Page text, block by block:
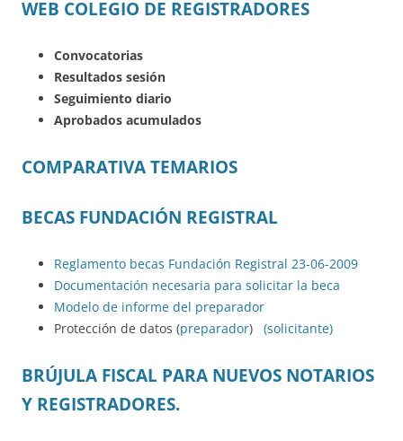
WEB COLEGIO DE REGISTRADORES
Convocatorias
Resultados sesión
Seguimiento diario
Aprobados acumulados
COMPARATIVA TEMARIOS
BECAS FUNDACIÓN REGISTRAL
Reglamento becas Fundación Registral 23-06-2009
Documentación necesaria para solicitar la beca
Modelo de informe del preparador
Protección de datos (preparador) (solicitante)
BRÚJULA FISCAL PARA NUEVOS NOTARIOS
Y REGISTRADORES.